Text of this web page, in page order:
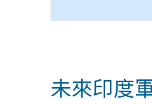
未來印度